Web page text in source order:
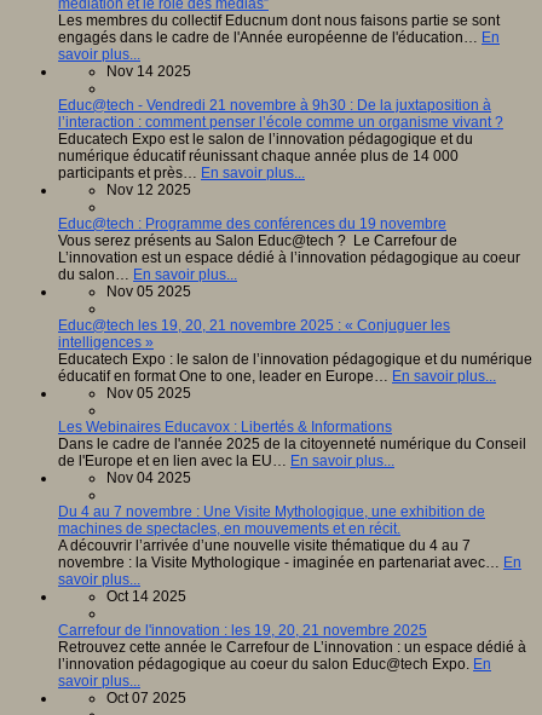
Les membres du collectif Educnum dont nous faisons partie se sont
engagés dans le cadre de l'Année européenne de l'éducation… En
savoir plus...
Nov 14 2025
Educ@tech - Vendredi 21 novembre à 9h30 : De la juxtaposition à
l’interaction : comment penser l’école comme un organisme vivant ?
Educatech Expo est le salon de l’innovation pédagogique et du
numérique éducatif réunissant chaque année plus de 14 000
participants et près… En savoir plus...
Nov 12 2025
Educ@tech : Programme des conférences du 19 novembre
Vous serez présents au Salon Educ@tech ? Le Carrefour de
L’innovation est un espace dédié à l’innovation pédagogique au coeur
du salon… En savoir plus...
Nov 05 2025
Educ@tech les 19, 20, 21 novembre 2025 : « Conjuguer les
intelligences »
Educatech Expo : le salon de l’innovation pédagogique et du numérique
éducatif en format One to one, leader en Europe… En savoir plus...
Nov 05 2025
Les Webinaires Educavox : Libertés & Informations
Dans le cadre de l'année 2025 de la citoyenneté numérique du Conseil
de l'Europe et en lien avec la EU… En savoir plus...
Nov 04 2025
Du 4 au 7 novembre : Une Visite Mythologique, une exhibition de
machines de spectacles, en mouvements et en récit.
A découvrir l’arrivée d’une nouvelle visite thématique du 4 au 7
novembre : la Visite Mythologique - imaginée en partenariat avec… En
savoir plus...
Oct 14 2025
Carrefour de l'innovation : les 19, 20, 21 novembre 2025
Retrouvez cette année le Carrefour de L’innovation : un espace dédié à
l’innovation pédagogique au coeur du salon Educ@tech Expo. En
savoir plus...
Oct 07 2025